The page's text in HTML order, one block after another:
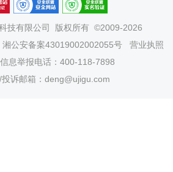
技有限公司
版权所有 ©2009-2026
湘公安备案43019002002055号
营业执照
息举报电话：400-118-7898
诉邮箱：deng@ujigu.com